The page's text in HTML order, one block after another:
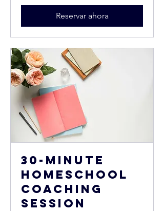
Reservar ahora
30-Minute
Homeschool
Coaching
Session